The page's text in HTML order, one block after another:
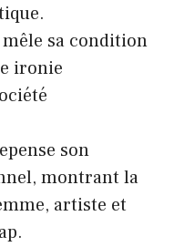
mêle sa condition
ironie
son
montrant la
artiste et